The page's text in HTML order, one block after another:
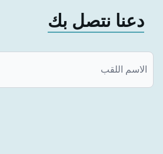
<تبييض الأسنان بالليزر تبييض
بياضاً. يتم إجراؤها من قبل طبيب
أو القشرة الخزفية لتحويل أسنانك
هناك بعض العوامل التي يجب
وميزانيتك والنتائج التي تريدها.
المهم أيضًا الاستمرار في العناية
دعنا نتصل بك